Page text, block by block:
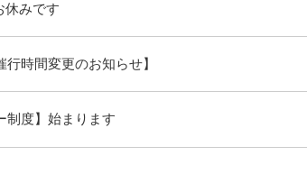
休みです
行時間変更のお知らせ】
制度】始まります